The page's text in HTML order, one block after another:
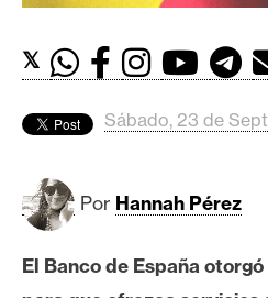
d
o
s
B
i
c
𝕏
Sábado, 23 de
Por Hannah Pérez
El Banco de España